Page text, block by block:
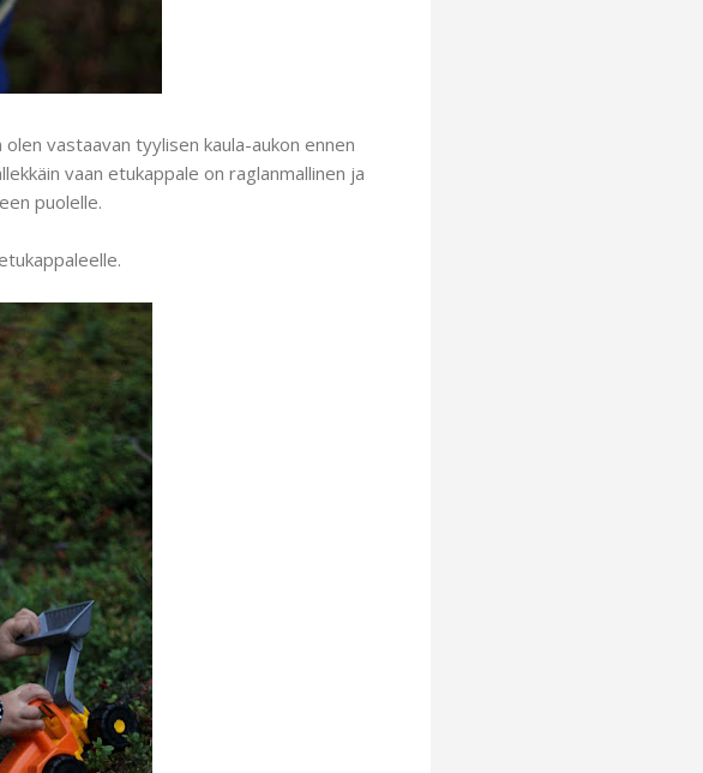
vastaavan tyylisen kaula-aukon ennen
vaan etukappale on raglanmallinen ja
puolelle.